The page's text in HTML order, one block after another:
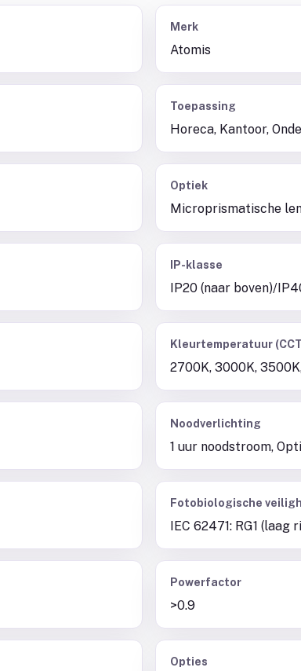
Merk
Atomis
Toepassing
Horeca, Kantoor,
Optiek
Microprismatische
IP-klasse
IP20 (naar boven)/
Kleurtemperatuur
2700K, 3000K,
Noodverlichting
1 uur noodstroom,
Fotobiologische
IEC 62471: RG1 (laag
Powerfactor
>0.9
Opties